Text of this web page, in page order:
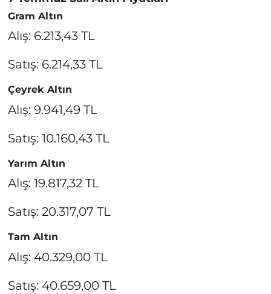
Gram Altın
Alış: 6.213,43 TL
Satış: 6.214,33 TL
Çeyrek Altın
Alış: 9.941,49 TL
Satış: 10.160,43 TL
Yarım Altın
Alış: 19.817,32 TL
Satış: 20.317,07 TL
Tam Altın
Alış: 40.329,00 TL
Satış: 40.659,00 TL